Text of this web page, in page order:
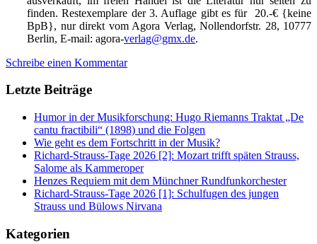
finden. Restexemplare der 3. Auflage gibt es für 20.-€ {keine
BpB}, nur direkt vom Agora Verlag, Nollendorfstr. 28, 10777
Berlin, E-mail: agora-verlag@gmx.de.
Schreibe einen Kommentar
Letzte Beiträge
Humor in der Musikforschung: Hugo Riemanns Traktat „De
cantu fractibili“ (1898) und die Folgen
Wie geht es dem Fortschritt in der Musik?
Richard-Strauss-Tage 2026 [2]: Mozart trifft späten Strauss,
Salome als Kammeroper
Henzes Requiem mit dem Münchner Rundfunkorchester
Richard-Strauss-Tage 2026 [1]: Schulfugen des jungen
Strauss und Bülows Nirvana
Kategorien